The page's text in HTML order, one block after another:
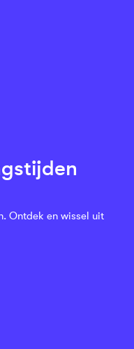
Ontdek en wissel uit